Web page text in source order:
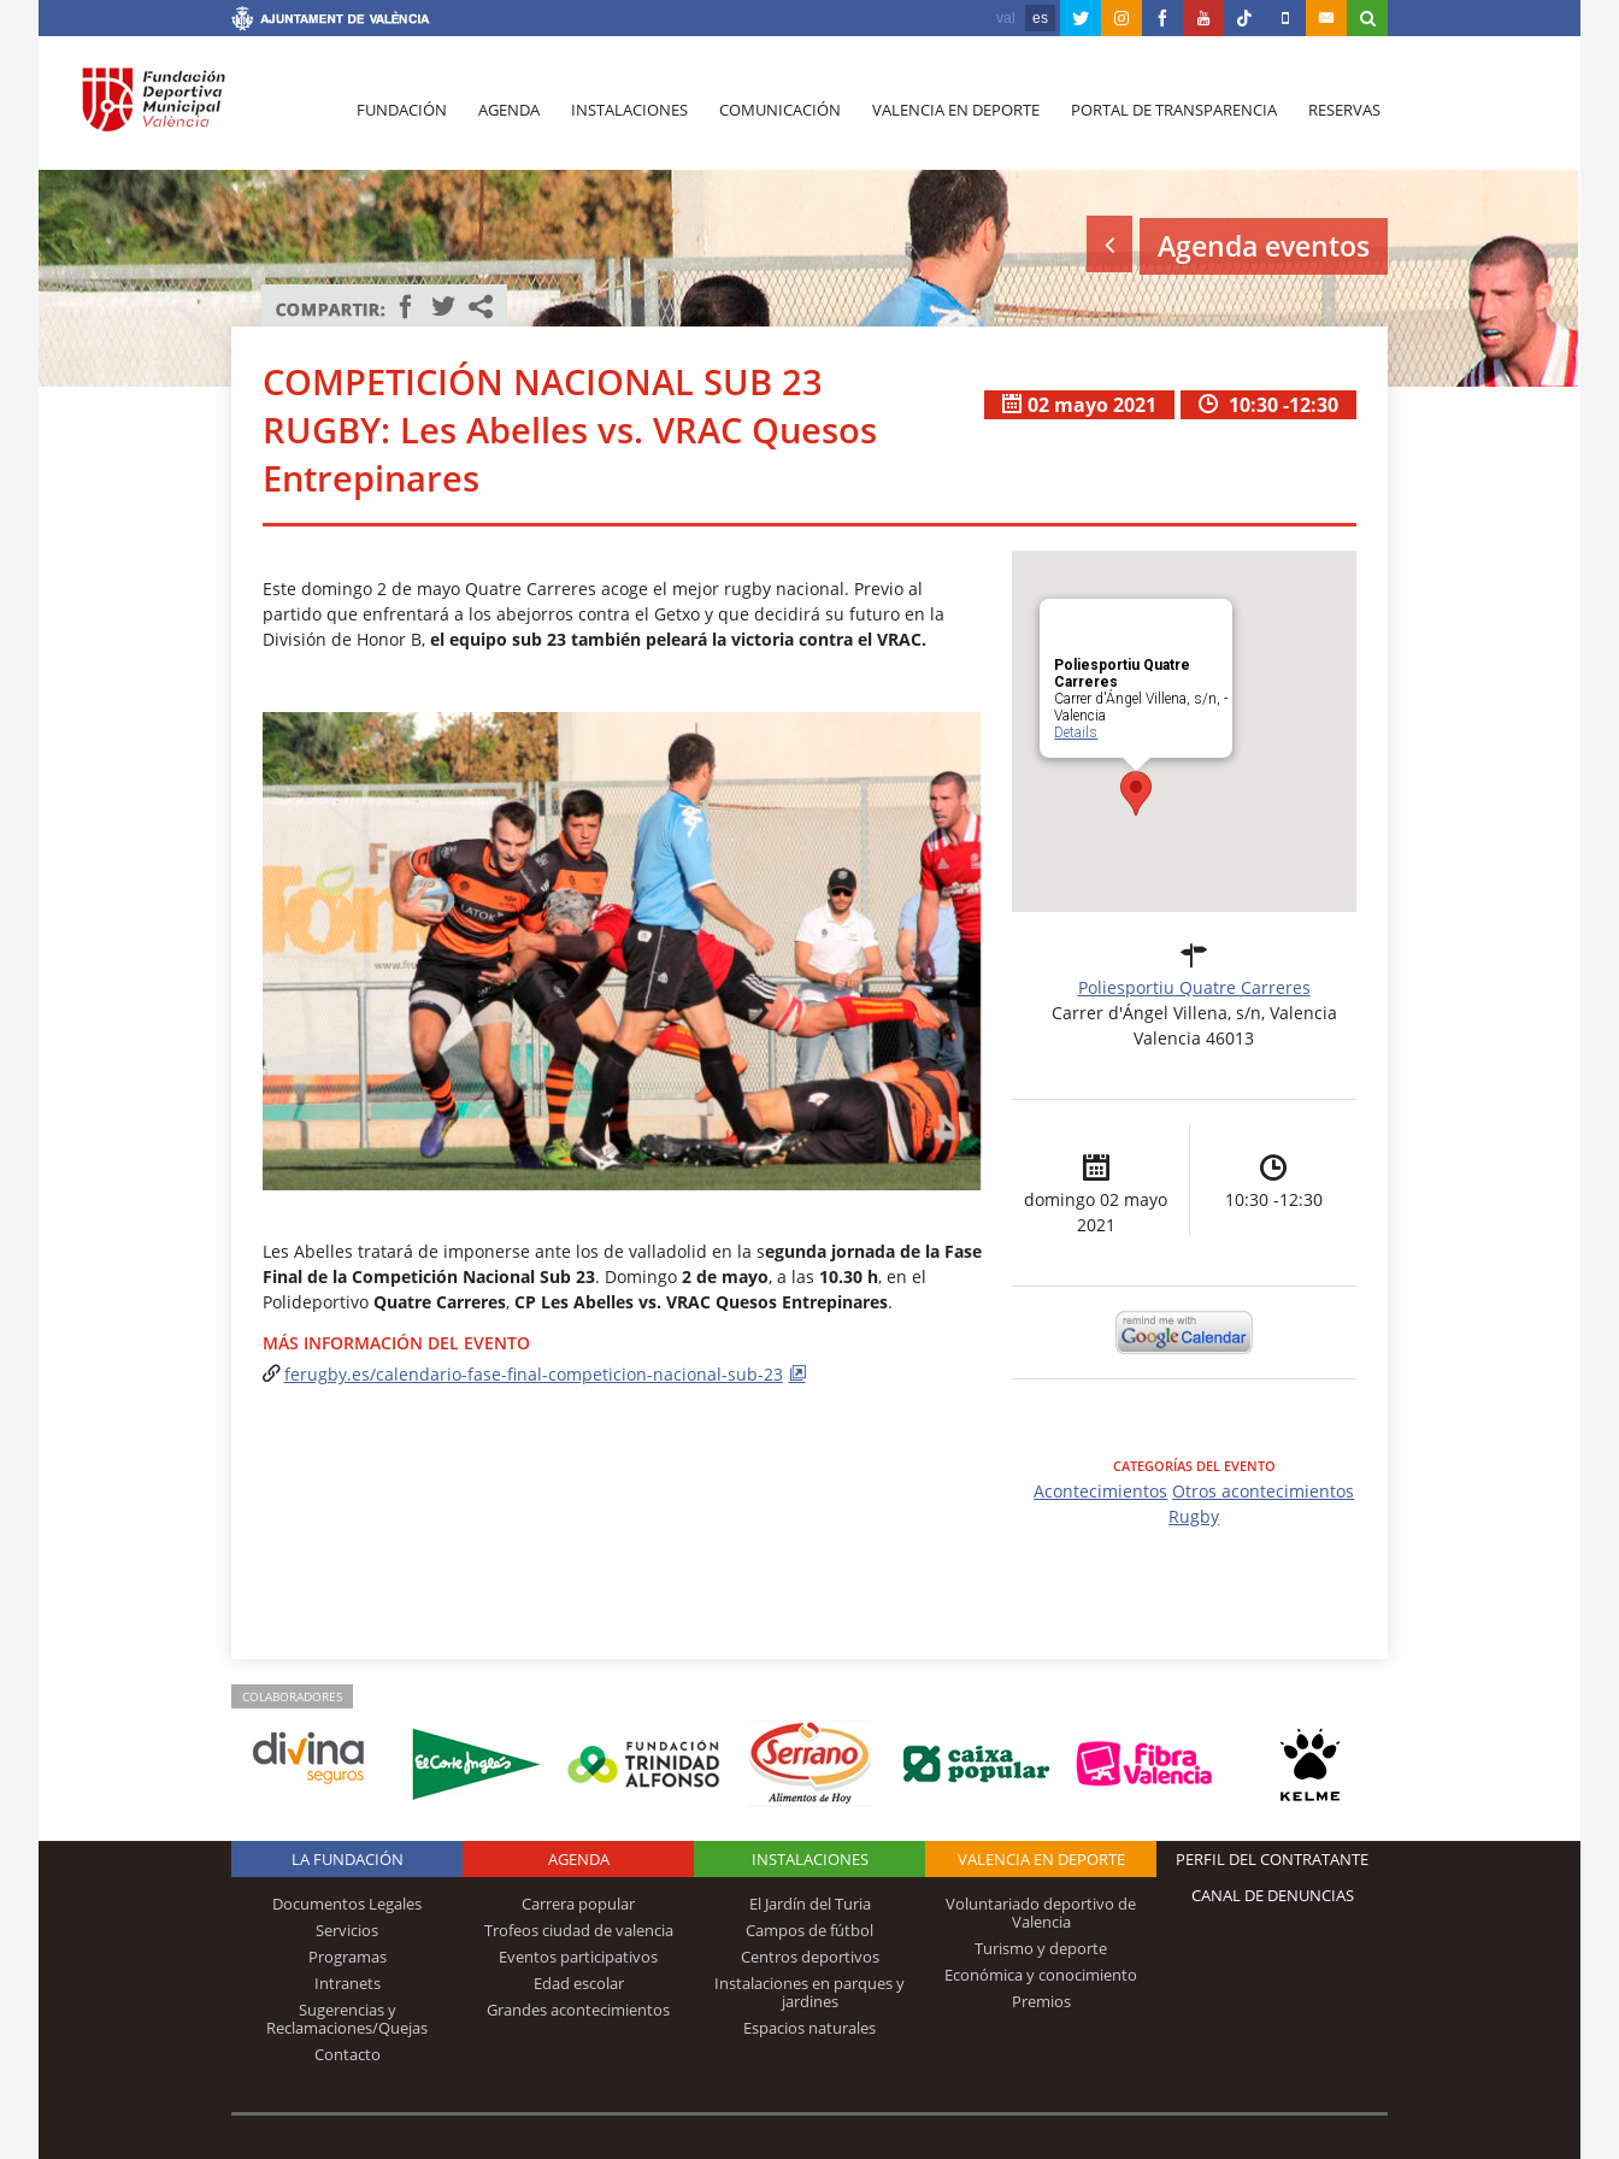
val es
FUNDACIÓN AGENDA INSTALACIONES COMUNICACIÓN VALENCIA EN DEPORTE PORTAL DE TRANSPARENCIA RESERVAS
Agenda eventos
COMPETICIÓN NACIONAL SUB 23
RUGBY: Les Abelles vs. VRAC Quesos
Entrepinares
10:30 -12:30
02 mayo 2021
Este domingo 2 de mayo Quatre Carreres acoge el mejor rugby nacional. Previo al
partido que enfrentará a los abejorros contra el Getxo y que decidirá su futuro en la
División de Honor B, el equipo sub 23 también peleará la victoria contra el VRAC.
Les Abelles tratará de imponerse ante los de valladolid en la segunda jornada de la Fase
Final de la Competición Nacional Sub 23. Domingo2 de mayo, a las 10.30 h, en el
Polideportivo Quatre Carreres, CP Les Abelles vs. VRAC Quesos Entrepinares.
MÁS INFORMACIÓN DEL EVENTO
ferugby.es/calendario-fase-final-competicion-nacional-sub-23
Poliesportiu Quatre
Carreres
Carrer d'Ángel Villena, s/n, -
Valencia
Details
Poliesportiu Quatre Carreres
Carrer d'Ángel Villena, s/n, Valencia
Valencia 46013
domingo 02 mayo
2021
10:30 -12:30
CATEGORÍAS DEL EVENTO
Acontecimientos Otros acontecimientos
Rugby
COLABORADORES
Logo Fundación
Trinidad Alfonso
LA FUNDACIÓN
Documentos Legales
Servicios
Programas
Intranets
Sugerencias y
Reclamaciones/Quejas
Contacto
AGENDA
Carrera popular
Trofeos ciudad de valencia
Eventos participativos
Edad escolar
Grandes acontecimientos
INSTALACIONES
El Jardín del Turia
Campos de fútbol
Centros deportivos
Instalaciones en parques y
jardines
Espacios naturales
VALENCIA EN DEPORTE
Voluntariado deportivo de
Valencia
Turismo y deporte
Económica y conocimiento
Premios
PERFIL DEL CONTRATANTE
CANAL DE DENUNCIAS